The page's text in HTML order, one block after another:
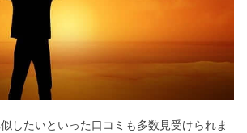
したいといった口コミも多数見受けられま